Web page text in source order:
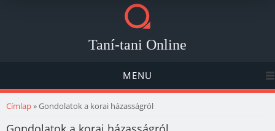
Taní-tani Online
MENU
Jelenlegi hely
Címlap» Gondolatok a korai házasságról